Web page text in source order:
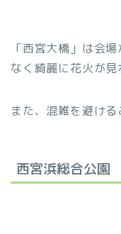
「西宮大橋」は会
なく綺麗に花火が見
また、混雑を避ける
西宮浜総合公園